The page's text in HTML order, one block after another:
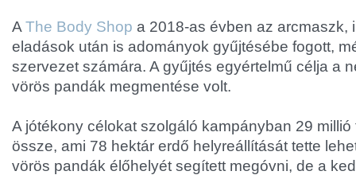
A The Body Shop a 2018-as évben az arcmaszk,
eladások után is adományok gyűjtésébe fogott,
szervezet számára. A gyűjtés egyértelmű célja a
vörös pandák megmentése volt.
A jótékony célokat szolgáló kampányban 29
össze, ami 78 hektár erdő helyreállítását tette
vörös pandák élőhelyét segített megóvni, de a